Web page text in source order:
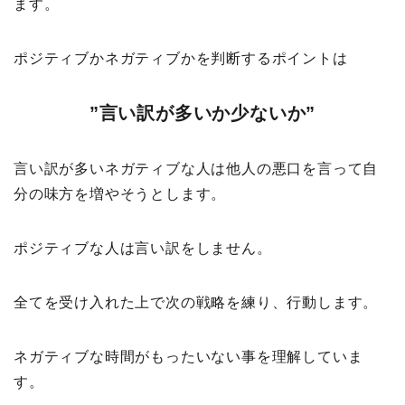
ます。
ポジティブかネガティブかを判断するポイントは
”言い訳が多いか少ないか”
言い訳が多いネガティブな人は他人の悪口を言って自
分の味方を増やそうとします。
ポジティブな人は言い訳をしません。
全てを受け入れた上で次の戦略を練り、行動します。
ネガティブな時間がもったいない事を理解していま
す。